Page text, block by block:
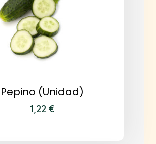
Pepino (Unidad)
1,22 €